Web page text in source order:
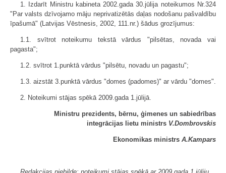
1. Izdarīt Ministru kabineta 2002.gada 30.jūlija noteikumos Nr.324
"Par valsts dzīvojamo māju neprivatizētās daļas nodošanu pašvaldību
īpašumā" (Latvijas Vēstnesis, 2002, 111.nr.) šādus grozījumus:
1.1. svītrot noteikumu tekstā vārdus "pilsētas, novada vai
pagasta";
1.2. svītrot 1.punktā vārdus "pilsētu, novadu un pagastu";
1.3. aizstāt 3.punktā vārdus "domes (padomes)" ar vārdu "domes".
2. Noteikumi stājas spēkā 2009.gada 1.jūlijā.
Ministru prezidents, bērnu, ģimenes un sabiedrības
integrācijas lietu ministrs V.Dombrovskis
Ekonomikas ministrs A.Kampars